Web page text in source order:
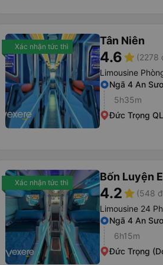
Xác nhận tức thì Tân Niên
4.6star (2278
Limousine
Ngã 4 An
5h35m
Đức Trọng
Xác nhận tức thì Bốn Luyện
4.2star (548
Limousine 24
Ngã 4 An
6h15m
Đức Trọng